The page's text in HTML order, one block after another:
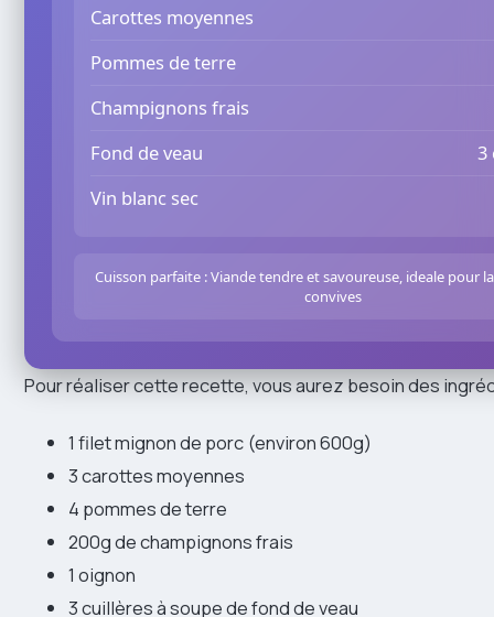
Carottes moyennes
Pommes de terre
Champignons frais
Fond de veau
3
Vin blanc sec
Cuisson parfaite : Viande tendre et savoureuse, ideale pour
convives
Pour réaliser cette recette, vous aurez besoin des
1 filet mignon de porc (environ 600g)
3 carottes moyennes
4 pommes de terre
200g de champignons frais
1 oignon
3 cuillères à soupe de fond de veau